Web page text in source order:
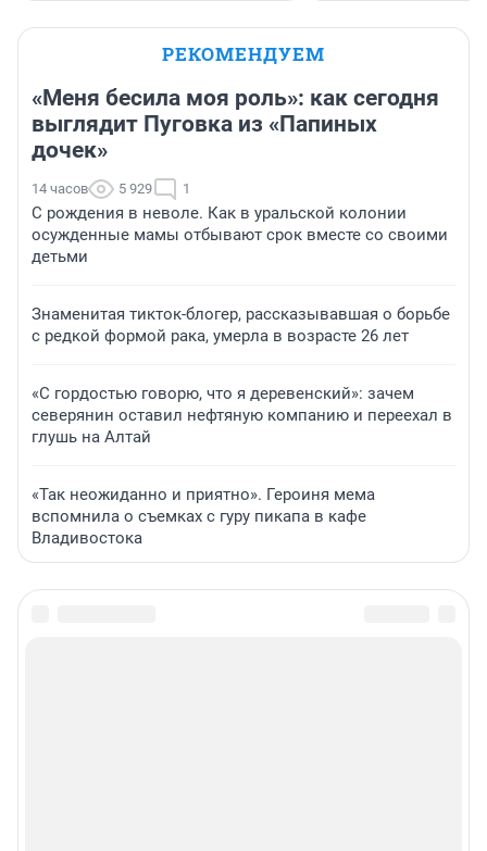
РЕКОМЕНДУЕМ
«Меня бесила моя роль»: как сегодня
выглядит Пуговка из «Папиных
дочек»
14 часов 5 929 1
С рождения в неволе. Как в уральской колонии
осужденные мамы отбывают срок вместе со своими
детьми
Знаменитая тикток-блогер, рассказывавшая о борьбе
с редкой формой рака, умерла в возрасте 26 лет
«С гордостью говорю, что я деревенский»: зачем
северянин оставил нефтяную компанию и переехал в
глушь на Алтай
«Так неожиданно и приятно». Героиня мема
вспомнила о съемках с гуру пикапа в кафе
Владивостока